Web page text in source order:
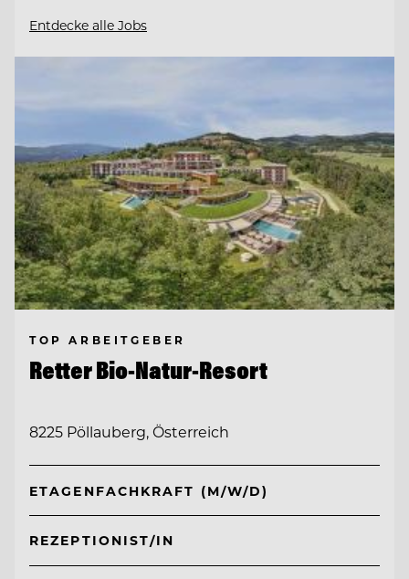
Entdecke alle Jobs
TOP ARBEITGEBER
Retter Bio-Natur-Resort
8225 Pöllauberg, Österreich
ETAGENFACHKRAFT (M/W/D)
REZEPTIONIST/IN